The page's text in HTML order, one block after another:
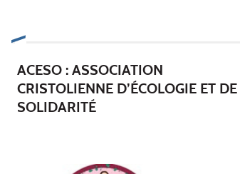
ACESO : ASSOCIATION
CRISTOLIENNE D’ÉCOLOGIE ET DE
SOLIDARITÉ